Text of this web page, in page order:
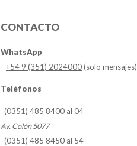
CONTACTO
WhatsApp
+54 9 (351) 2024000(solo mensajes)
Teléfonos
(0351) 485 8400 al 04
Av. Colón 5077
(0351) 485 8450 al 54